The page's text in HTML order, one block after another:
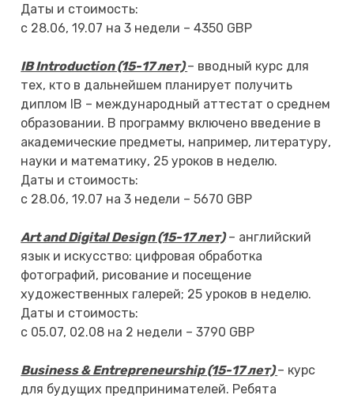
Даты и стоимость:
с 28.06, 19.07 на 3 недели – 4350 GBP
IB Introduction (15-17 лет)– вводный курс для
тех, кто в дальнейшем планирует получить
диплом IB – международный аттестат о среднем
образовании. В программу включено введение в
академические предметы, например, литературу,
науки и математику, 25 уроков в неделю.
Даты и стоимость:
с 28.06, 19.07 на 3 недели – 5670 GBP
Art and Digital Design (15-17 лет)– английский
язык и искусство: цифровая обработка
фотографий, рисование и посещение
художественных галерей; 25 уроков в неделю.
Даты и стоимость:
с 05.07, 02.08 на 2 недели – 3790 GBP
Business & Entrepreneurship (15-17 лет)– курс
для будущих предпринимателей. Ребята